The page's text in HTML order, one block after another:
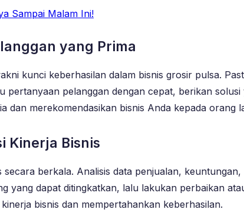
Sampai Malam Ini!
yang Prima
kunci keberhasilan dalam bisnis grosir pulsa.
pertanyaan pelanggan dengan cepat, berikan
dan merekomendasikan bisnis Anda kepada orang
Kinerja Bisnis
secara berkala. Analisis data penjualan,
yang dapat ditingkatkan, lalu lakukan perbaikan
bisnis dan mempertahankan keberhasilan.